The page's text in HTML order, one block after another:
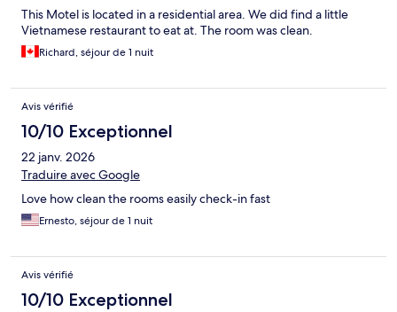
This Motel is located in a residential area. We did find a little
Vietnamese restaurant to eat at. The room was clean.
Richard, séjour de 1 nuit
Avis vérifié
10/10 Exceptionnel
22 janv. 2026
Traduire avec Google
Love how clean the rooms easily check-in fast
Ernesto, séjour de 1 nuit
Avis vérifié
10/10 Exceptionnel